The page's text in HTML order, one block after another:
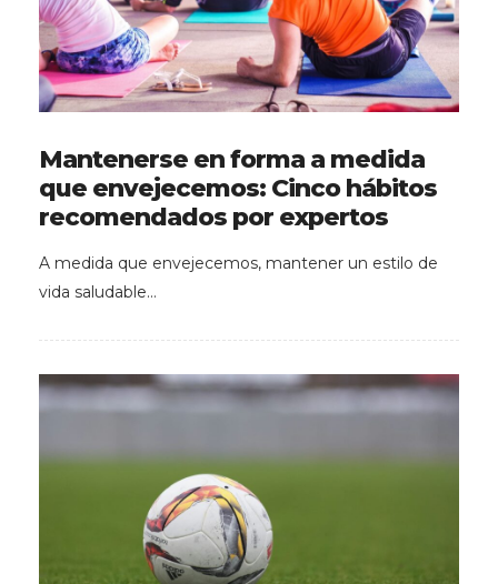
Mantenerse en forma a medida
que envejecemos: Cinco hábitos
recomendados por expertos
A medida que envejecemos, mantener un estilo de
vida saludable…